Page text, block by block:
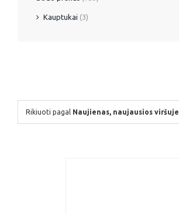
Rikiuoti pagal Naujienas, naujausios viršuje
Kauptukai (3)